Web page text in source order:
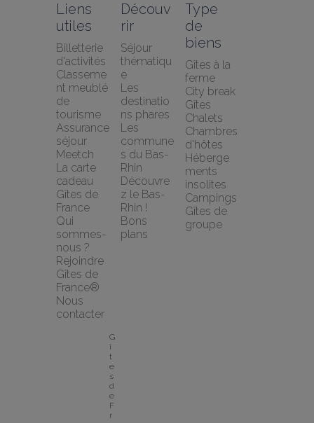
Liens
utiles
Billetterie
d'activités
Classeme
nt meublé
de
tourisme
Assurance
séjour
Meetch
La carte
cadeau
Gîtes de
France
Qui
sommes-
nous ?
Rejoindre
Gîtes de
France®
Nous
contacter
Découv
rir
Séjour
thématiqu
e
Les
destinatio
ns phares
Les
commune
s du Bas-
Rhin
Découvre
z le Bas-
Rhin !
Bons
plans
Type
de
biens
Gîtes à la
ferme
City break
Gîtes
Chalets
Chambres
d'hôtes
Héberge
ments
insolites
Campings
Gîtes de
groupe
G
î
t
e
s
d
e
F
r